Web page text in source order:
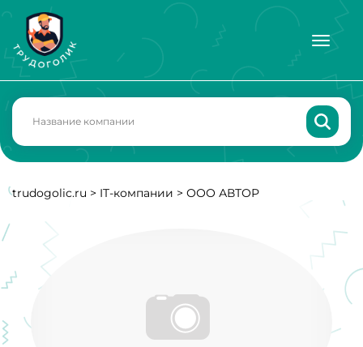
trudogolic.ru > IT-компании > ООО АВТОР